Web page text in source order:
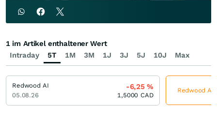
Intraday 5T 1M 3M 1J 3J 5J 10J Max
1 im Artikel enthaltener Wert
Redwood AI
05.08.26
-6,25%
1,5000 CAD
Redwood AI